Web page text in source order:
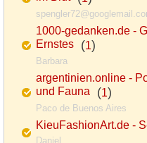
1000-gedanken.de -
Ernstes (1)
Barbara
argentinien.online -
und Fauna (1)
Paco de Buenos Aires
KieuFashionArt.de -
Daniel